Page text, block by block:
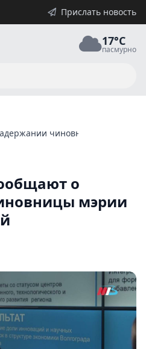
Прислать новость
17°C
пасмурно
чиновницы мэрии
о
мэрии